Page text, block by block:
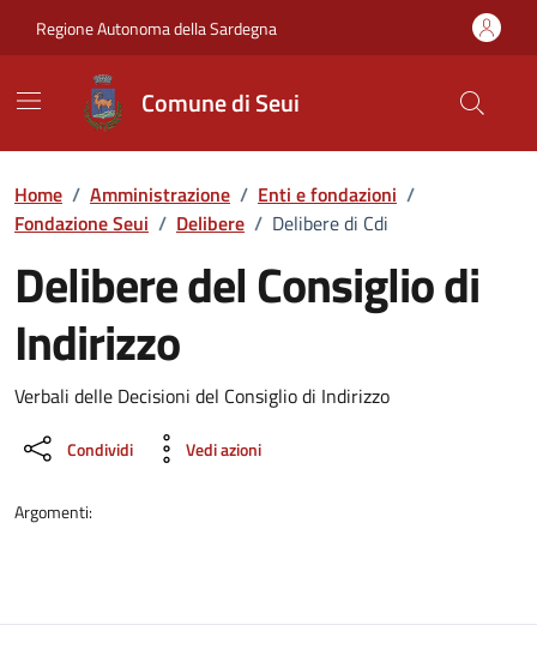
Regione Autonoma della Sardegna
Comune di Seui
Home / Amministrazione / Enti e fondazioni /
Fondazione Seui / Delibere / Delibere di Cdi
Delibere del Consiglio di
Indirizzo
Dettaglio del documento
Verbali delle Decisioni del Consiglio di Indirizzo
Condividi Vedi azioni
Argomenti: